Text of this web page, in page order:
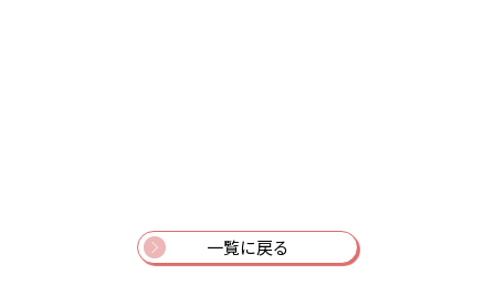
一覧に戻る